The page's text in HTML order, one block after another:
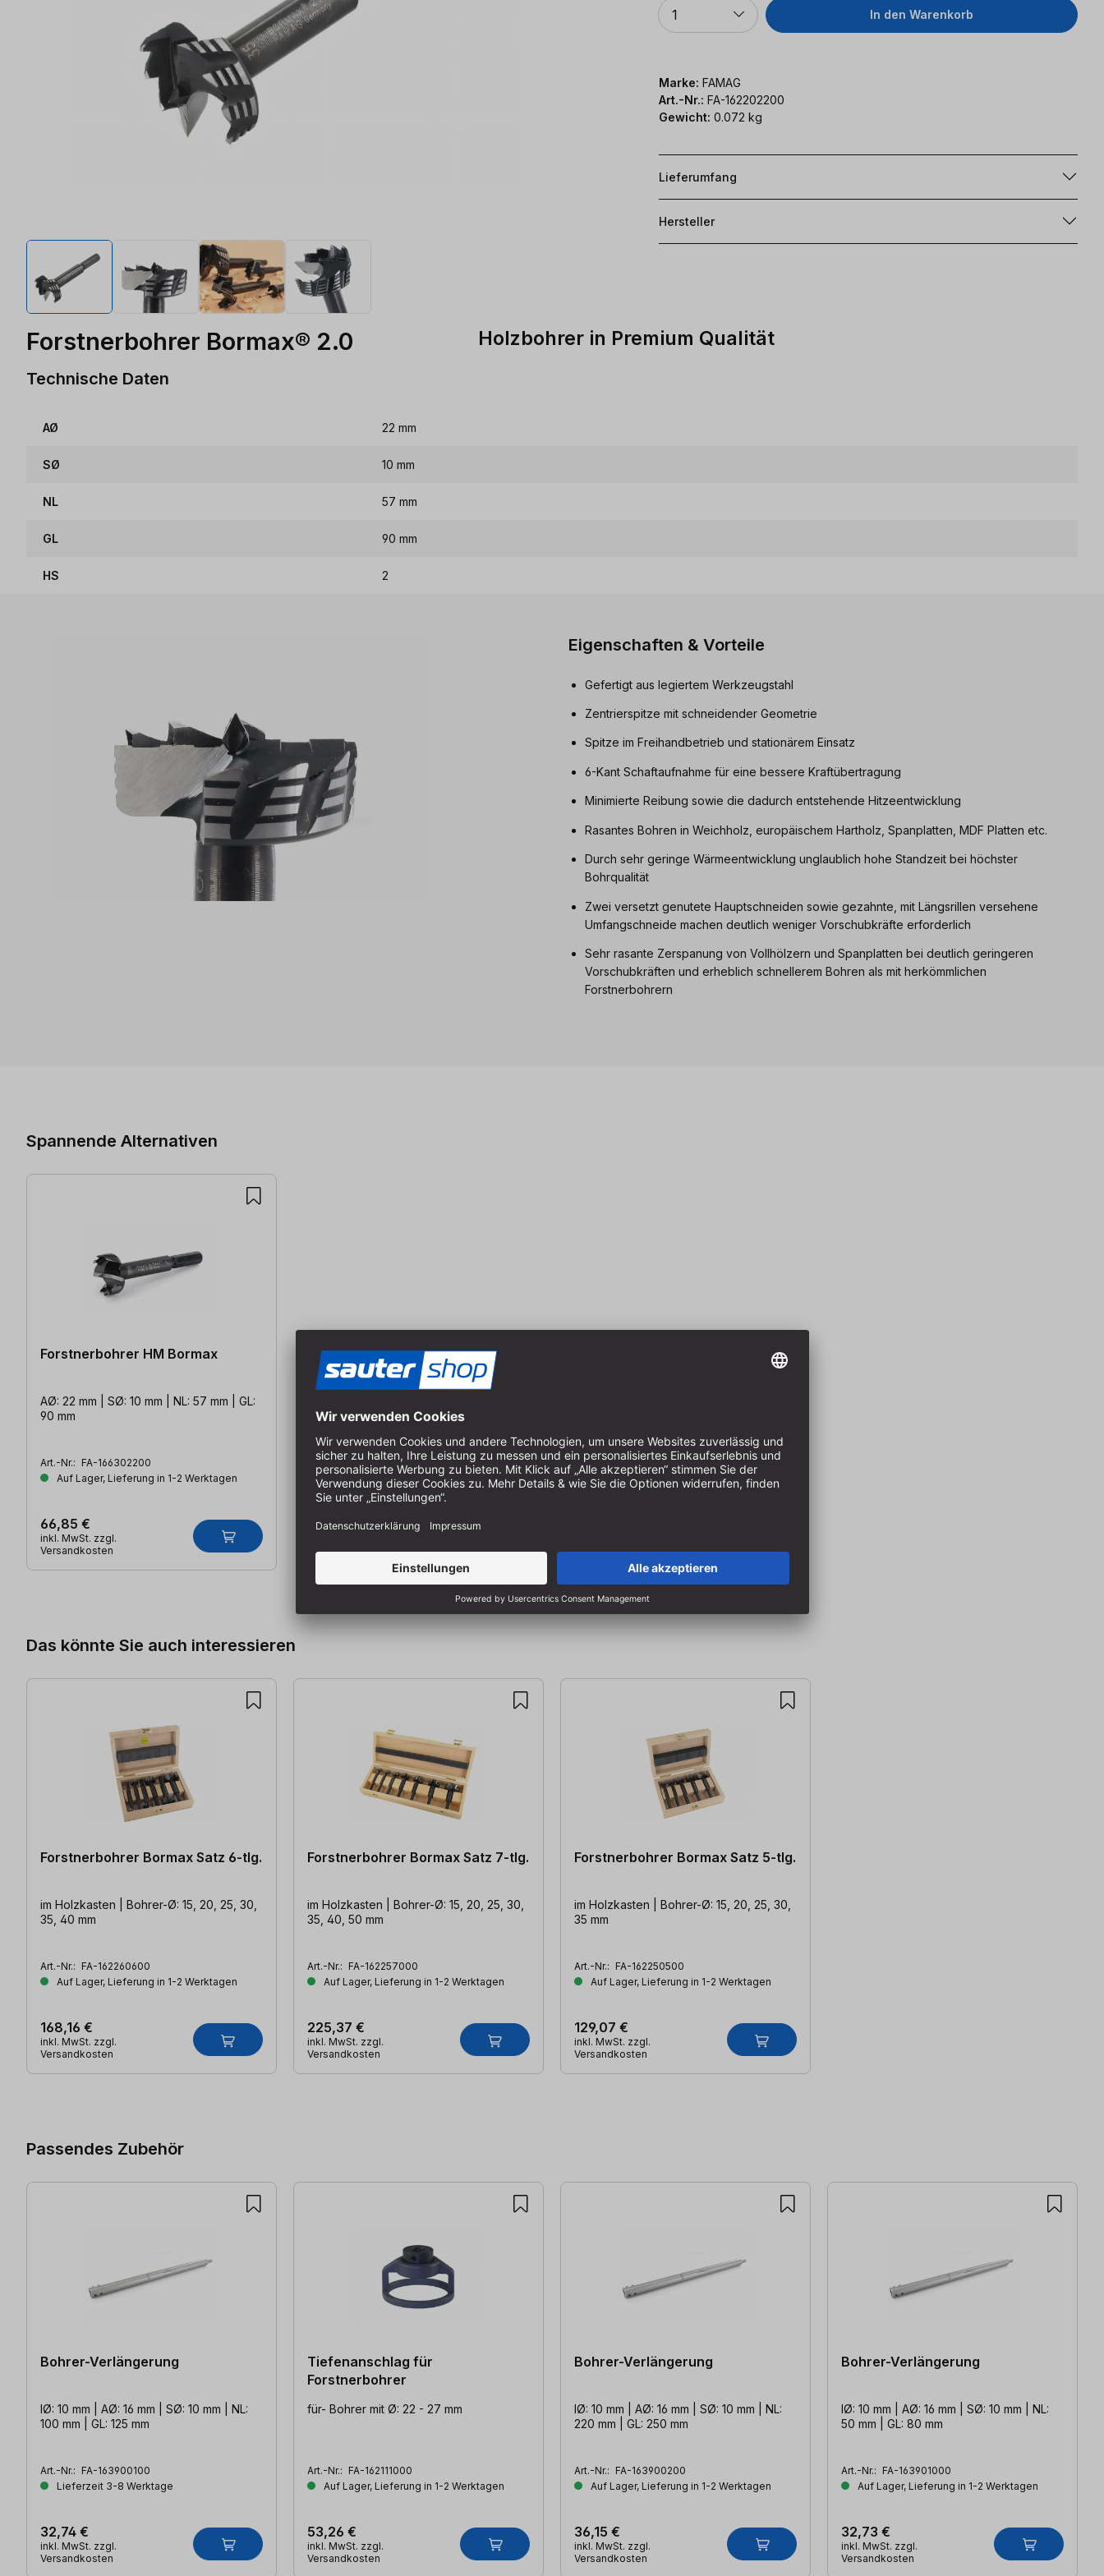
1 In den Warenkorb
Marke: FAMAG
Art.-Nr.: FA-162202200
Gewicht: 0.072 kg
Lieferumfang
Hersteller
Forstnerbohrer Bormax® 2.0 Holzbohrer in Premium Qualität
Technische Daten
AØ 22 mm
SØ 10 mm
NL 57 mm
GL 90 mm
HS 2
Eigenschaften & Vorteile
Gefertigt aus legiertem Werkzeugstahl
Zentrierspitze mit schneidender Geometrie
Spitze im Freihandbetrieb und stationärem Einsatz
6-Kant Schaftaufnahme für eine bessere Kraftübertragung
Minimierte Reibung sowie die dadurch entstehende Hitzeentwicklung
Rasantes Bohren in Weichholz, europäischem Hartholz, Spanplatten, MDF Platten etc.
Durch sehr geringe Wärmeentwicklung unglaublich hohe Standzeit bei höchster
Bohrqualität
Zwei versetzt genutete Hauptschneiden sowie gezahnte, mit Längsrillen versehene
Umfangschneide machen deutlich weniger Vorschubkräfte erforderlich
Sehr rasante Zerspanung von Vollhölzern und Spanplatten bei deutlich geringeren
Vorschubkräften und erheblich schnellerem Bohren als mit herkömmlichen
Forstnerbohrern
Spannende Alternativen
Forstnerbohrer HM Bormax
AØ: 22 mm | SØ: 10 mm | NL: 57 mm | GL:
90 mm
Art.-Nr.: FA-166302200
Auf Lager, Lieferung in 1-2 Werktagen
66,85 €
inkl. MwSt. zzgl.
Versandkosten
Das könnte Sie auch interessieren
Forstnerbohrer Bormax Satz 6-tlg.
im Holzkasten | Bohrer-Ø: 15, 20, 25, 30,
35, 40 mm
Art.-Nr.: FA-162260600
Auf Lager, Lieferung in 1-2 Werktagen
168,16 €
inkl. MwSt. zzgl.
Versandkosten
Forstnerbohrer Bormax Satz 7-tlg.
im Holzkasten | Bohrer-Ø: 15, 20, 25, 30,
35, 40, 50 mm
Art.-Nr.: FA-162257000
Auf Lager, Lieferung in 1-2 Werktagen
225,37 €
inkl. MwSt. zzgl.
Versandkosten
Forstnerbohrer Bormax Satz 5-tlg.
im Holzkasten | Bohrer-Ø: 15, 20, 25, 30,
35 mm
Art.-Nr.: FA-162250500
Auf Lager, Lieferung in 1-2 Werktagen
129,07 €
inkl. MwSt. zzgl.
Versandkosten
Passendes Zubehör
Bohrer-Verlängerung
IØ: 10 mm | AØ: 16 mm | SØ: 10 mm | NL:
100 mm | GL: 125 mm
Art.-Nr.: FA-163900100
Lieferzeit 3-8 Werktage
32,74 €
inkl. MwSt. zzgl.
Versandkosten
Tiefenanschlag für
Forstnerbohrer
für- Bohrer mit Ø: 22 - 27 mm
Art.-Nr.: FA-162111000
Auf Lager, Lieferung in 1-2 Werktagen
53,26 €
inkl. MwSt. zzgl.
Versandkosten
Bohrer-Verlängerung
IØ: 10 mm | AØ: 16 mm | SØ: 10 mm | NL:
220 mm | GL: 250 mm
Art.-Nr.: FA-163900200
Auf Lager, Lieferung in 1-2 Werktagen
36,15 €
inkl. MwSt. zzgl.
Versandkosten
Bohrer-Verlängerung
IØ: 10 mm | AØ: 16 mm | SØ: 10 mm | NL:
50 mm | GL: 80 mm
Art.-Nr.: FA-163901000
Auf Lager, Lieferung in 1-2 Werktagen
32,73 €
inkl. MwSt. zzgl.
Versandkosten